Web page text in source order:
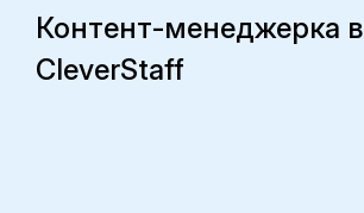
Контент-менеджерка в
CleverStaff